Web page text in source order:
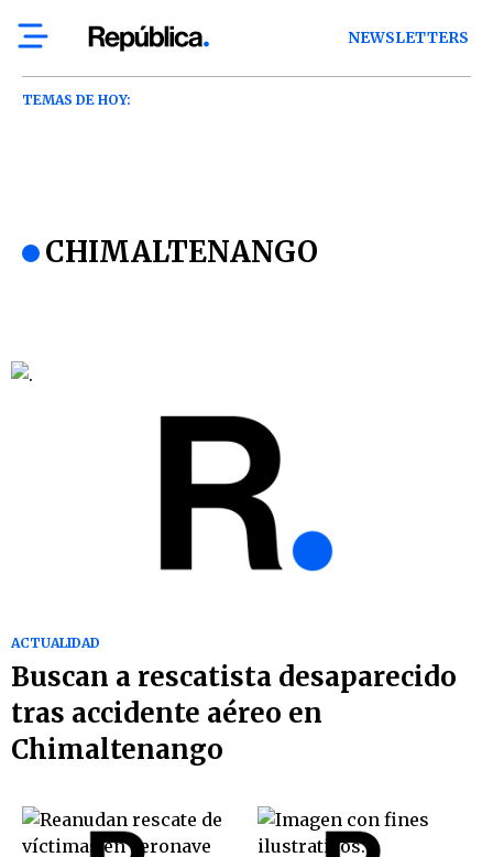
NEWSLETTERS
TEMAS DE HOY:
CHIMALTENANGO
ACTUALIDAD
Buscan a rescatista desaparecido
tras accidente aéreo en
Chimaltenango